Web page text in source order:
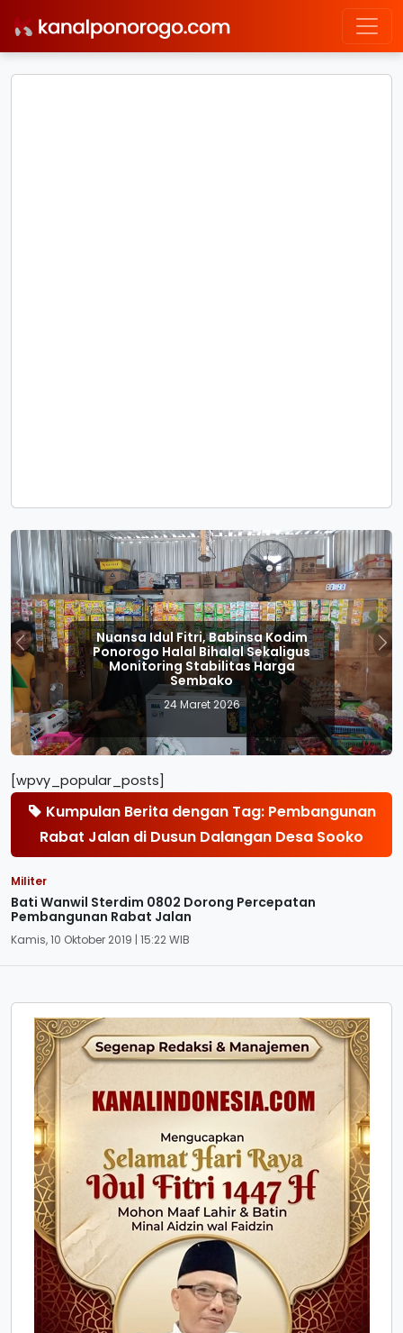
Nuansa Idul Fitri, Babinsa Kodim
Ponorogo Halal Bihalal Sekaligus
Monitoring Stabilitas Harga
Sembako
24 Maret 2026
Previous
[wpvy_popular_posts]
Kumpulan Berita dengan Tag: Pembangunan
Rabat Jalan di Dusun Dalangan Desa Sooko
Militer
Bati Wanwil Sterdim 0802 Dorong Percepatan
Pembangunan Rabat Jalan
Kamis, 10 Oktober 2019 | 15:22 WIB